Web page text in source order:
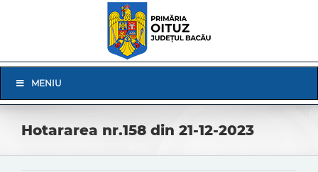
Navigation
MENIU
Hotararea nr.158 din 21-12-2023